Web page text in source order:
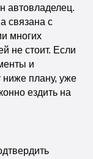
автовладелец.
связана с
многих
не стоит. Если
и
ниже плану, уже
ездить на